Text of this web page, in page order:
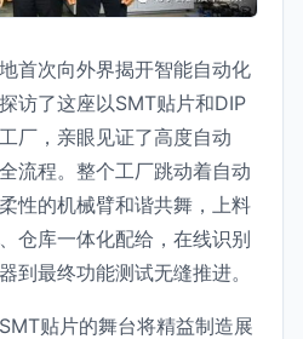
首次向外界揭开智能自动化
访了这座以SMT贴片和DIP
厂，亲眼见证了高度自动
流程。整个工厂跳动着自动
性的机械臂和谐共舞，上料
仓库一体化配给，在线识别
到最终功能测试无缝推进。
贴片的舞台将精益制造展